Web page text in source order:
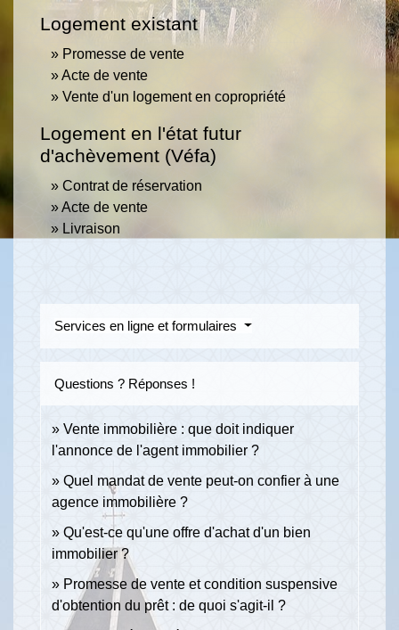
Logement existant
Promesse de vente
Acte de vente
Vente d'un logement en copropriété
Logement en l'état futur
d'achèvement (Véfa)
Contrat de réservation
Acte de vente
Livraison
Services en ligne et formulaires
Questions ? Réponses !
Vente immobilière : que doit indiquer
l'annonce de l'agent immobilier ?
Quel mandat de vente peut-on confier à une
agence immobilière ?
Qu'est-ce qu'une offre d'achat d'un bien
immobilier ?
Promesse de vente et condition suspensive
d'obtention du prêt : de quoi s'agit-il ?